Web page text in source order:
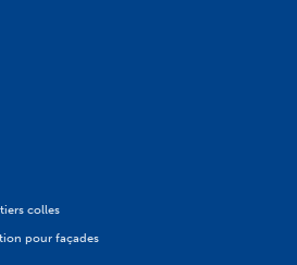
colles
pour façades